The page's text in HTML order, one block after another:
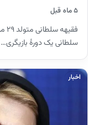
۵ ماه قبل
سلطانی یک دورهٔ بازیگری…
اخبار